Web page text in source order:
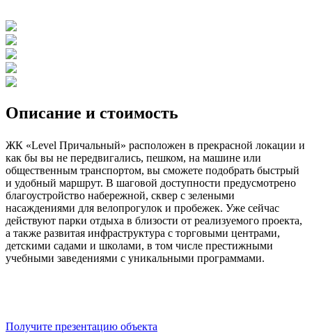
Описание и стоимость
ЖК «Level Причальный» расположен в прекрасной локации и
как бы вы не передвигались, пешком, на машине или
общественным транспортом, вы сможете подобрать быстрый
и удобный маршрут. В шаговой доступности предусмотрено
благоустройство набережной, сквер с зелеными
насаждениями для велопрогулок и пробежек. Уже сейчас
действуют парки отдыха в близости от реализуемого проекта,
а также развитая инфраструктура с торговыми центрами,
детскими садами и школами, в том числе престижными
учебными заведениями с уникальными программами.
Получите презентацию объекта